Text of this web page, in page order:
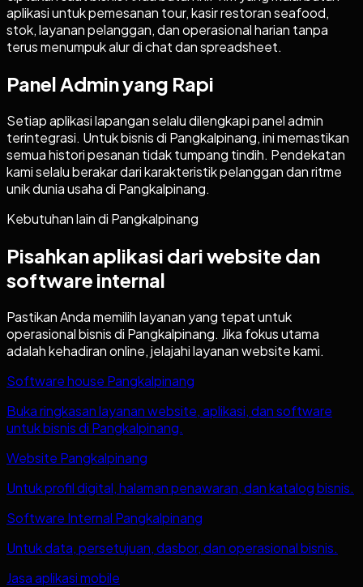
aplikasi untuk pemesanan tour, kasir restoran seafood,
stok, layanan pelanggan, dan operasional harian tanpa
terus menumpuk alur di chat dan spreadsheet.
Panel Admin yang Rapi
Setiap aplikasi lapangan selalu dilengkapi panel admin
terintegrasi. Untuk bisnis di Pangkalpinang, ini memastikan
semua histori pesanan tidak tumpang tindih. Pendekatan
kami selalu berakar dari karakteristik pelanggan dan ritme
unik dunia usaha di Pangkalpinang.
Kebutuhan lain di Pangkalpinang
Pisahkan aplikasi dari website dan
software internal
Pastikan Anda memilih layanan yang tepat untuk
operasional bisnis di Pangkalpinang. Jika fokus utama
adalah kehadiran online, jelajahi layanan website kami.
Software house Pangkalpinang
Buka ringkasan layanan website, aplikasi, dan software
untuk bisnis di Pangkalpinang.
Website Pangkalpinang
Untuk profil digital, halaman penawaran, dan katalog bisnis.
Software Internal Pangkalpinang
Untuk data, persetujuan, dasbor, dan operasional bisnis.
Jasa aplikasi mobile